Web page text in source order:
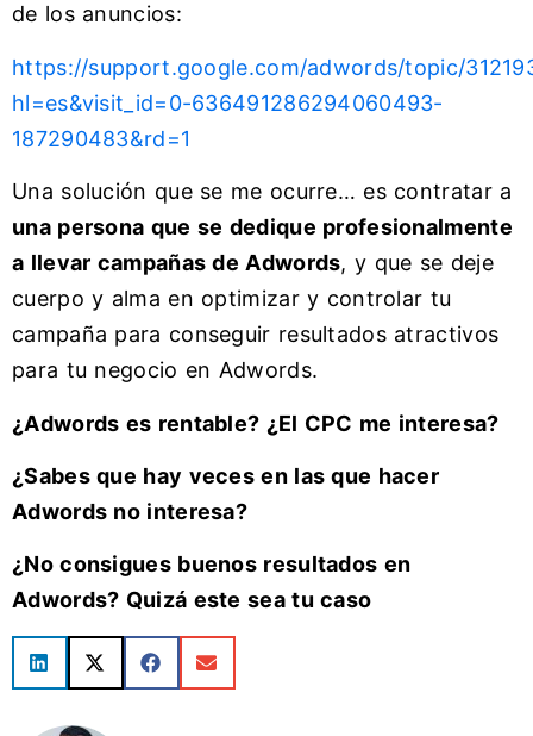
de los anuncios:
https://support.google.com/adwords/topic/
hl=es&visit_id=0-636491286294060493-
187290483&rd=1
Una solución que se me ocurre… es contratar a
una persona que se dedique profesionalmente
a llevar campañas de Adwords, y que se deje
cuerpo y alma en optimizar y controlar tu
campaña para conseguir resultados atractivos
para tu negocio en Adwords.
¿Adwords es rentable? ¿El CPC me interesa?
¿Sabes que hay veces en las que hacer
Adwords no interesa?
¿No consigues buenos resultados en
Adwords? Quizá este sea tu caso